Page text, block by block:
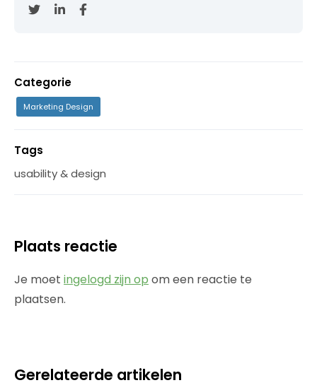
Categorie
Marketing Design
Tags
usability & design
Plaats reactie
Je moet ingelogd zijn op om een reactie te
plaatsen.
Gerelateerde artikelen